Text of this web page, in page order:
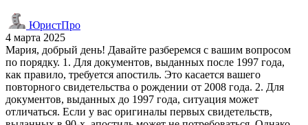
ЮристПро
4 марта 2025
Мария, добрый день! Давайте разберемся с вашим вопросом
по порядку. 1. Для документов, выданных после 1997 года,
как правило, требуется апостиль. Это касается вашего
повторного свидетельства о рождении от 2008 года. 2. Для
документов, выданных до 1997 года, ситуация может
отличаться. Если у вас оригиналы первых свидетельств,